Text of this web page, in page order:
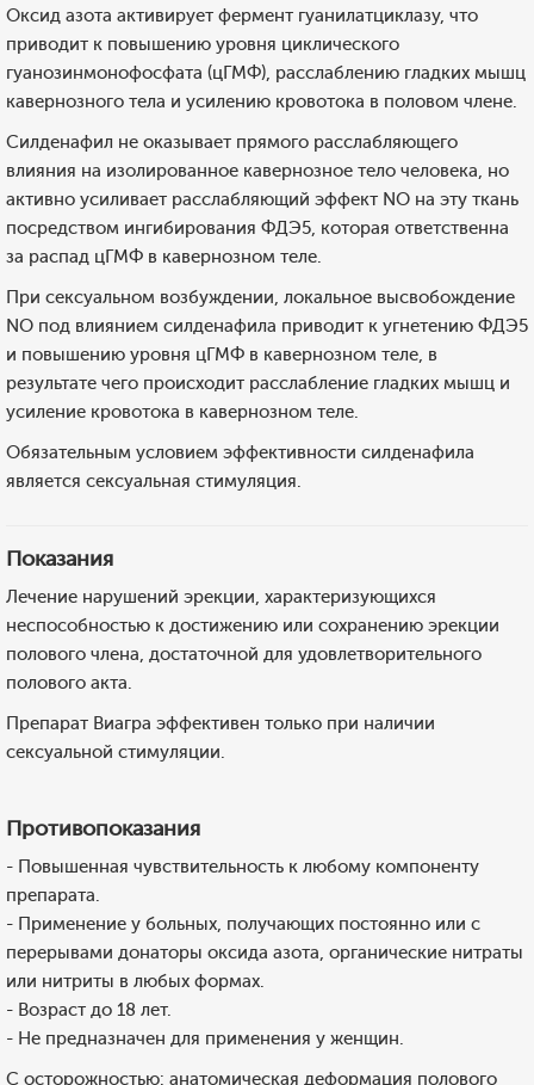
Оксид азота активирует фермент гуанилатциклазу, что
приводит к повышению уровня циклического
гуанозинмонофосфата (цГМФ), расслаблению гладких мышц
кавернозного тела и усилению кровотока в половом члене.
Силденафил не оказывает прямого расслабляющего
влияния на изолированное кавернозное тело человека, но
активно усиливает расслабляющий эффект NO на эту ткань
посредством ингибирования ФДЭ5, которая ответственна
за распад цГМФ в кавернозном теле.
При сексуальном возбуждении, локальное высвобождение
NO под влиянием силденафила приводит к угнетению ФДЭ5
и повышению уровня цГМФ в кавернозном теле, в
результате чего происходит расслабление гладких мышц и
усиление кровотока в кавернозном теле.
Обязательным условием эффективности силденафила
является сексуальная стимуляция.
Показания
Лечение нарушений эрекции, характеризующихся
неспособностью к достижению или сохранению эрекции
полового члена, достаточной для удовлетворительного
полового акта.
Препарат Виагра эффективен только при наличии
сексуальной стимуляции.
Противопоказания
- Повышенная чувствительность к любому компоненту
препарата.
- Применение у больных, получающих постоянно или с
перерывами донаторы оксида азота, органические нитраты
или нитриты в любых формах.
- Возраст до 18 лет.
- Не предназначен для применения у женщин.
С осторожностью: анатомическая деформация полового